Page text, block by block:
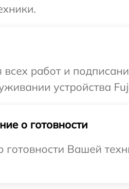
работ и
устройства
о готовности
Вашей